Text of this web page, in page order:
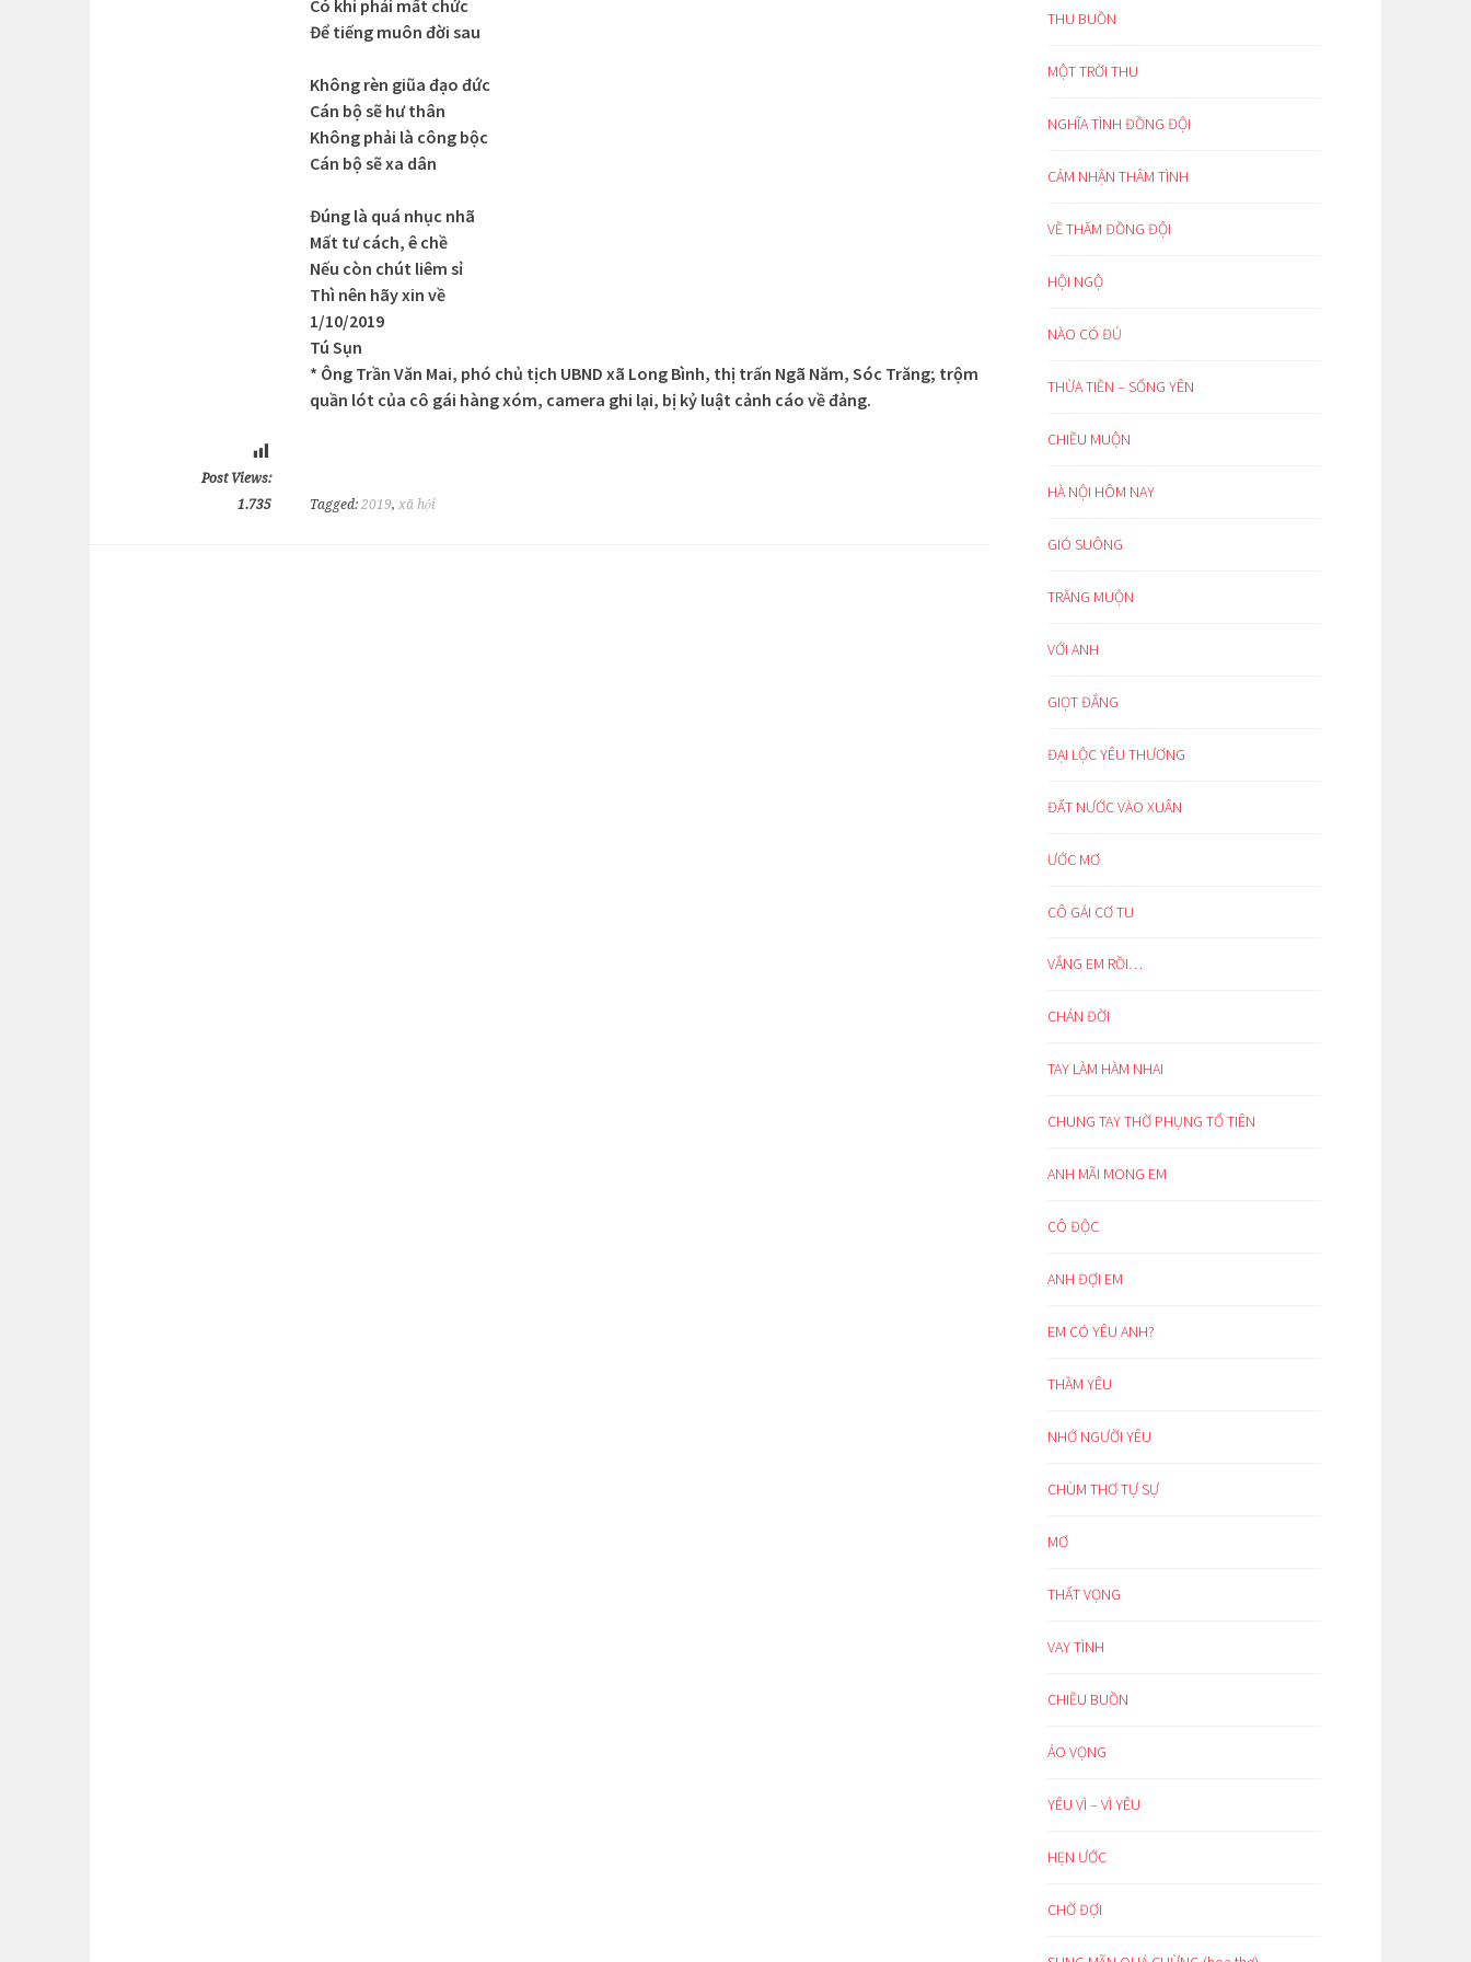
Có khi phải mất chức
Để tiếng muôn đời sau
Không rèn giũa đạo đức
Cán bộ sẽ hư thân
Không phải là công bộc
Cán bộ sẽ xa dân
Đúng là quá nhục nhã
Mất tư cách, ê chề
Nếu còn chút liêm sỉ
Thì nên hãy xin về
1/10/2019
Tú Sụn
* Ông Trần Văn Mai, phó chủ tịch UBND xã Long Bình, thị trấn Ngã Năm, Sóc Trăng; trộm
quần lót của cô gái hàng xóm, camera ghi lại, bị kỷ luật cảnh cáo về đảng.
Post Views:
1.735
Tagged: 2019, xã hội
THU BUỒN
MỘT TRỜI THU
NGHĨA TÌNH ĐỒNG ĐỘI
CẢM NHẬN THÂM TÌNH
VỀ THĂM ĐỒNG ĐỘI
HỘI NGỘ
NÀO CÓ ĐỦ
THỪA TIỀN – SỐNG YÊN
CHIỀU MUỘN
HÀ NỘI HÔM NAY
GIÓ SUÔNG
TRĂNG MUỘN
VỚI ANH
GIỌT ĐẮNG
ĐẠI LỘC YÊU THƯƠNG
ĐẤT NƯỚC VÀO XUÂN
ƯỚC MƠ
CÔ GÁI CƠ TU
VẮNG EM RỒI…
CHÁN ĐỜI
TAY LÀM HÀM NHAI
CHUNG TAY THỜ PHỤNG TỔ TIÊN
ANH MÃI MONG EM
CÔ ĐỘC
ANH ĐỢI EM
EM CÓ YÊU ANH?
THẦM YÊU
NHỚ NGƯỜI YÊU
CHÙM THƠ TỰ SỰ
MƠ
THẤT VỌNG
VAY TÌNH
CHIỀU BUỒN
ẢO VỌNG
YÊU VÌ – VÌ YÊU
HẸN ƯỚC
CHỜ ĐỢI